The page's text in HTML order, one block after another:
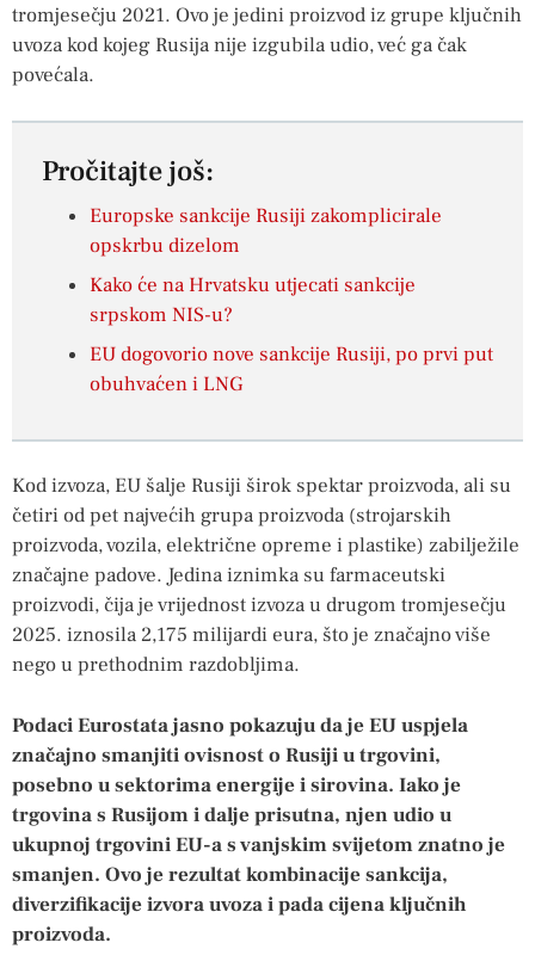
tromjesečju 2021. Ovo je jedini proizvod iz grupe ključnih
uvoza kod kojeg Rusija nije izgubila udio, već ga čak
povećala.
Pročitajte još:
Europske sankcije Rusiji zakomplicirale
opskrbu dizelom
Kako će na Hrvatsku utjecati sankcije
srpskom NIS-u?
EU dogovorio nove sankcije Rusiji, po prvi put
obuhvaćen i LNG
Kod izvoza, EU šalje Rusiji širok spektar proizvoda, ali su
četiri od pet najvećih grupa proizvoda (strojarskih
proizvoda, vozila, električne opreme i plastike) zabilježile
značajne padove. Jedina iznimka su farmaceutski
proizvodi, čija je vrijednost izvoza u drugom tromjesečju
2025. iznosila 2,175 milijardi eura, što je značajno više
nego u prethodnim razdobljima.
Podaci Eurostata jasno pokazuju da je EU uspjela
značajno smanjiti ovisnost o Rusiji u trgovini,
posebno u sektorima energije i sirovina. Iako je
trgovina s Rusijom i dalje prisutna, njen udio u
ukupnoj trgovini EU-a s vanjskim svijetom znatno je
smanjen. Ovo je rezultat kombinacije sankcija,
diverzifikacije izvora uvoza i pada cijena ključnih
proizvoda.